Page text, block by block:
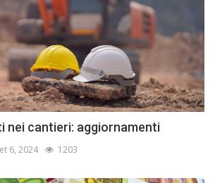
nei cantieri: aggiornamenti
6, 2024 1203